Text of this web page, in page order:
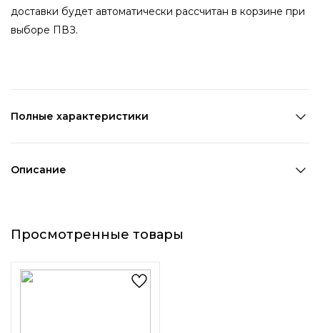
доставки будет автоматически рассчитан в корзине при
выборе ПВЗ.
Полные характеристики
Описание
сердца с жемчужинами и
стразами — золотистая
основа, белый жемчуг
Просмотренные товары